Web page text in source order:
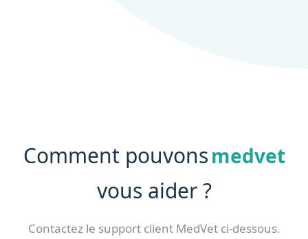
Comment pouvonsmedvet
vous aider ?
Contactez le support client MedVet ci-dessous.